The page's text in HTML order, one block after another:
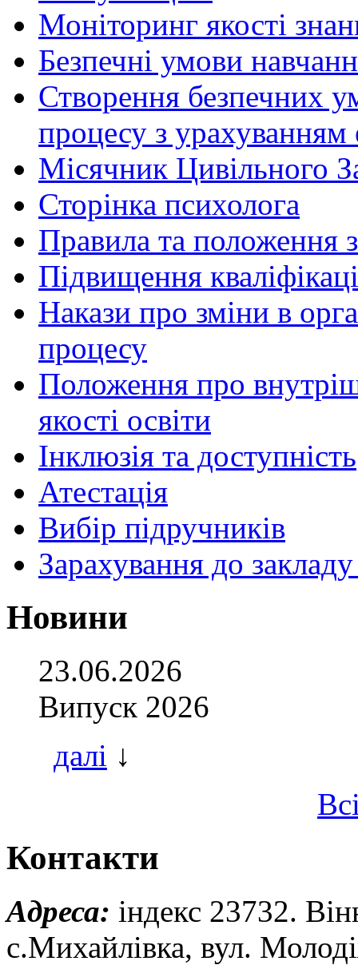
Моніторинг якості
Безпечні умови
Створення безпечних
процесу з урахуванням
Місячник Цивільного
Сторінка психолога
Правила та положення
Підвищення
Накази про зміни в
процесу
Положення про
якості освіти
Інклюзія та доступність
Атестація
Вибір підручників
Зарахування до закладу
Новини
23.06.2026
Випуск 2026
далі ↓
Контакти
Адреса: індекс 23732.
с.Михайлівка, вул.